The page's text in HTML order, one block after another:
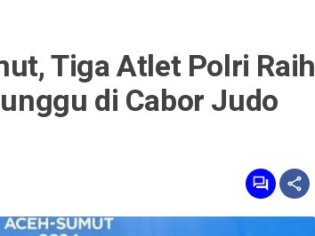
Tiga Atlet Polri Raih
di Cabor Judo